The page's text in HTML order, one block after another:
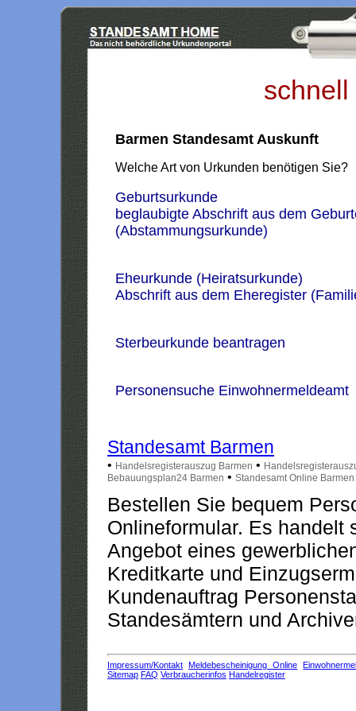
Barmen Standesamt Auskunft
Welche Art von Urkunden benötigen Sie?
Geburtsurkunde
beglaubigte Abschrift aus dem
(Abstammungsurkunde)
Eheurkunde (Heiratsurkunde)
Abschrift aus dem Eheregister
Sterbeurkunde beantragen
Personensuche Einwohnermeldeamt
Standesamt Barmen
• Handelsregisterauszug Barmen •
Bebauungsplan24 Barmen • Standesamt Online Barmen
Bestellen Sie bequem
Onlineformular. Es handelt
Angebot eines
Kreditkarte und
Kundenauftrag
Standesämtern und
Impressum/Kontakt Meldebescheinigung Online
Sitemap FAQ Verbraucherinfos Handelregister